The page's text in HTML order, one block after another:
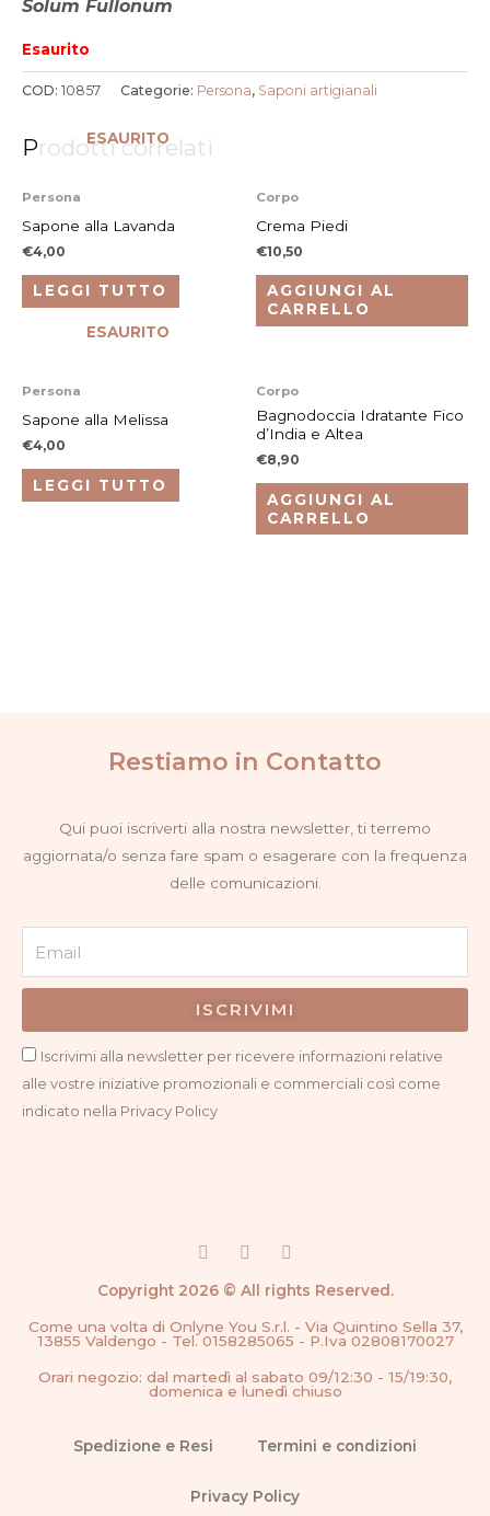
Solum Fullonum
Esaurito
COD: 10857 Categorie: Persona, Saponi artigianali
Prodotti correlati
ESAURITO
Persona
Sapone alla Lavanda
€4,00
LEGGI TUTTO
Corpo
Crema Piedi
€10,50
AGGIUNGI AL
CARRELLO
ESAURITO
Persona
Sapone alla Melissa
€4,00
LEGGI TUTTO
Corpo
Bagnodoccia Idratante Fico
d’India e Altea
€8,90
AGGIUNGI AL
CARRELLO
Restiamo in Contatto
Qui puoi iscriverti alla nostra newsletter, ti terremo
aggiornata/o senza fare spam o esagerare con la frequenza
delle comunicazioni.
Privacy
Iscrivimi alla newsletter per ricevere informazioni relative
alle vostre iniziative promozionali e commerciali così come
indicato nella Privacy Policy
ISCRIVIMI
F
c
b
o
k
-
I
s
a
g
a
m
G
o
g
l
e
Copyright 2026 © All rights Reserved.
Come una volta di Onlyne You S.r.l. - Via Quintino Sella 37,
13855 Valdengo - Tel. 0158285065 - P.Iva 02808170027
Orari negozio: dal martedì al sabato 09/12:30 - 15/19:30,
domenica e lunedì chiuso
Spedizione e Resi Termini e condizioni
Privacy Policy